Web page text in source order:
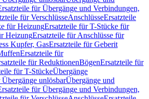
für Übergänge und Verbindungen,
für VerschlüsseAnschlüsseErsatzteile
für HeizungErsatzteile für T-Stücke für
HeizungErsatzteile für Anschlüsse für
Kupfer, GasErsatzteile für Geberit
Ersatzteile für
für ReduktionenBögenErsatzteile für
für T-StückeÜbergänge
unlösbarÜbergänge und
für Übergänge und Verbindungen,